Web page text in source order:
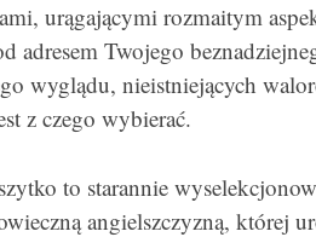
urągającymi rozmaitym
adresem Twojego
wyglądu, nieistniejących
z czego wybierać.
to starannie
angielszczyzną, której